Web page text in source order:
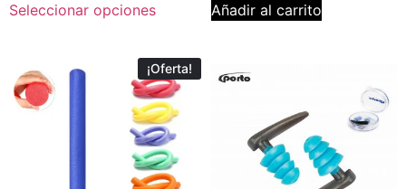
Seleccionar opciones Añadir al carrito
¡Oferta!